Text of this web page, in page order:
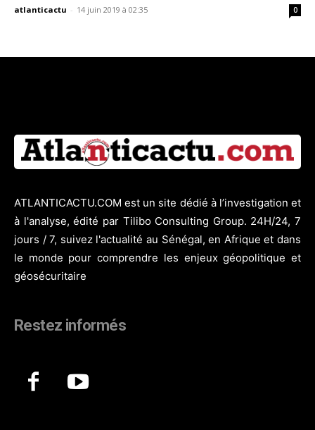
atlanticactu - 14 juin 2019 à 02:35 0
ATLANTICACTU.COM est un site dédié à l’investigation et
à l'analyse, édité par Tilibo Consulting Group. 24H/24, 7
jours / 7, suivez l'actualité au Sénégal, en Afrique et dans
le monde pour comprendre les enjeux géopolitique et
géosécuritaire
Restez informés